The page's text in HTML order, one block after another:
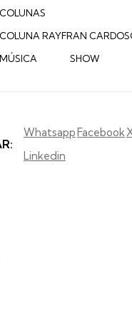
COLUNAS
COLUNA RAYFRAN
MÚSICA
SHOW
WhatsappFacebook
Linkedin